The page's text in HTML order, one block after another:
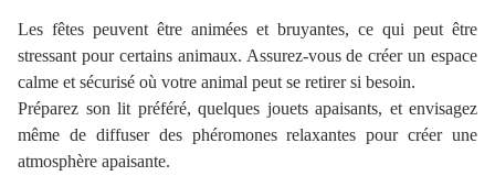
Les fêtes peuvent être animées et bruyantes, ce qui peut être
stressant pour certains animaux. Assurez-vous de créer un espace
calme et sécurisé où votre animal peut se retirer si besoin.
Préparez son lit préféré, quelques jouets apaisants, et envisagez
même de diffuser des phéromones relaxantes pour créer une
atmosphère apaisante.